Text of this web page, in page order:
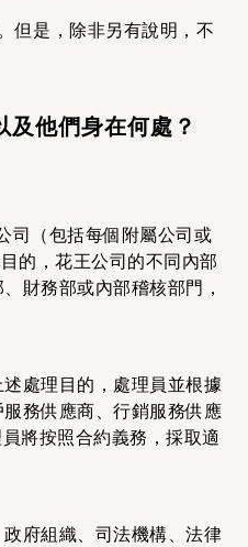
但是，除非另有說明，不
他們身在何處？
司（包括每個附屬公司或
的，花王公司的不同內部
財務部或內部稽核部門，
處理目的，處理員並根據
務供應商、行銷服務供應
將按照合約義務，採取適
府組織、司法機構、法律